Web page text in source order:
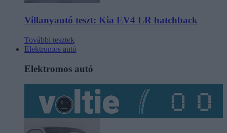
Villanyautó teszt: Kia EV4 LR hatchback
További tesztek
Elektromos autó
Elektromos autó